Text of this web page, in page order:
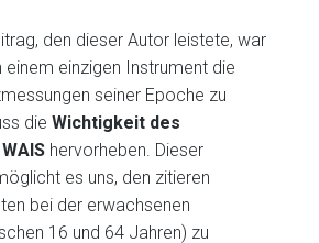
den dieser Autor leistete, war
einem einzigen Instrument die
seiner Epoche zu
dieWichtigkeit des
hervorheben. Dieser
es uns, den zitieren
bei der erwachsenen
16 und 64 Jahren) zu